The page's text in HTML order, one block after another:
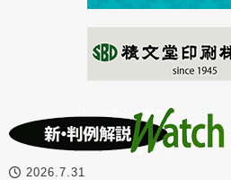
2026.7.31